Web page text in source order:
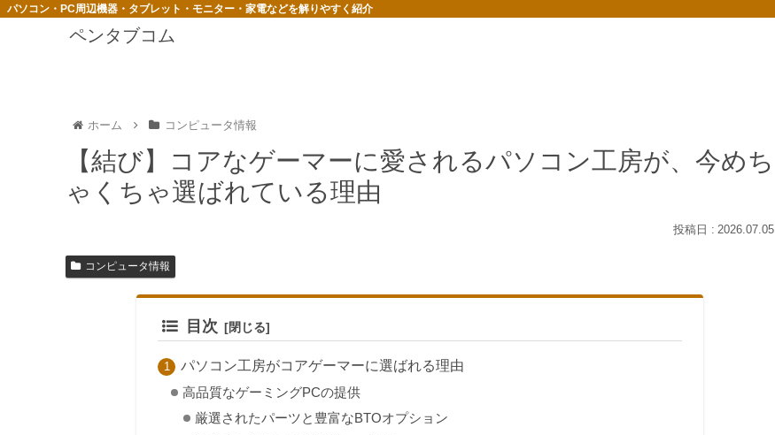
パソコン・PC周辺機器・タブレット・モニター・家電などを解りやすく紹介
ペンタブコム
ホーム コンピュータ情報
【結び】コアなゲーマーに愛されるパソコン工房が、今めち
ゃくちゃ選ばれている理由
2026.07.05
コンピュータ情報
目次
パソコン工房がコアゲーマーに選ばれる理由
高品質なゲーミングPCの提供
厳選されたパーツと豊富なBTOオプション